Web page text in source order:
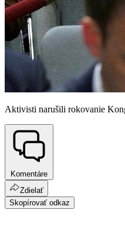
Aktivisti narušili rokovanie
Komentáre
Zdielať
Skopírovať odkaz